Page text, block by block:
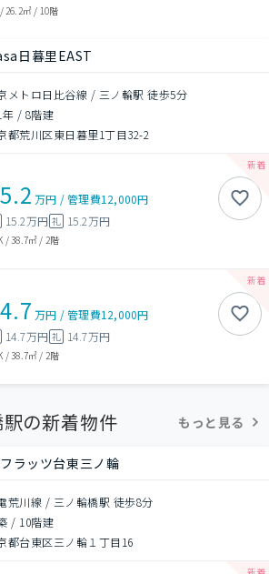
/ 26.2㎡ / 10階
日暮里EAST
メトロ日比谷線 / 三ノ輪駅 徒歩5分
年 / 8階建
都荒川区東日暮里1丁目32-2
万円 /管理費12,000円
15.2万円 礼 15.2万円
/38.7㎡ / 2階
万円 /管理費12,000円
14.7万円 礼 14.7万円
/38.7㎡ / 2階
の新着物件 もっと見る
ラッツ台東三ノ輪
荒川線 / 三ノ輪橋駅 徒歩8分
/ 10階建
都台東区三ノ輪１丁目16